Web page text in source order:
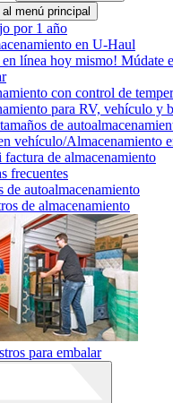
menú principal
por 1 año
en U-Haul
en línea hoy mismo! Múdate
con control de
para RV, vehículo y
de
vehículo/Almacenamiento
factura de almacenamiento
frecuentes
de autoalmacenamiento
de almacenamiento
para embalar